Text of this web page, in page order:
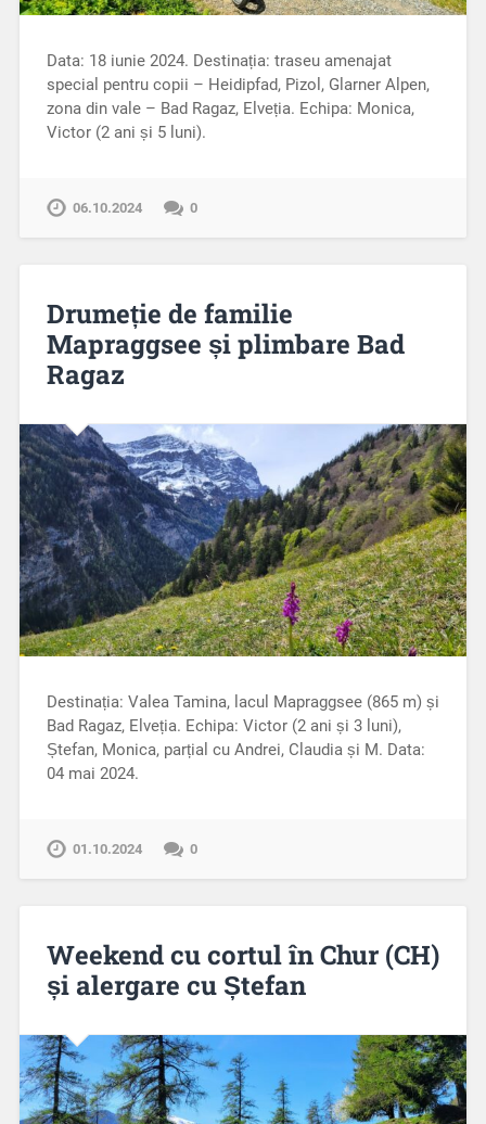
Data: 18 iunie 2024. Destinația: traseu amenajat
special pentru copii – Heidipfad, Pizol, Glarner Alpen,
zona din vale – Bad Ragaz, Elveția. Echipa: Monica,
Victor (2 ani și 5 luni).
06.10.2024 0
Drumeție de familie
Mapraggsee și plimbare Bad
Ragaz
Destinația: Valea Tamina, lacul Mapraggsee (865 m) și
Bad Ragaz, Elveția. Echipa: Victor (2 ani și 3 luni),
Ștefan, Monica, parțial cu Andrei, Claudia și M. Data:
04 mai 2024.
01.10.2024 0
Weekend cu cortul în Chur (CH)
și alergare cu Ștefan